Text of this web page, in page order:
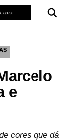
e
cores que dá